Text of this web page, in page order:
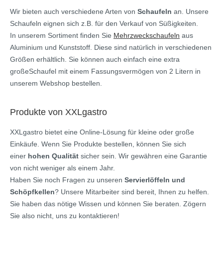
Wir bieten auch verschiedene Arten von Schaufeln an. Unsere
Schaufeln eignen sich z.B. für den Verkauf von Süßigkeiten.
In unserem Sortiment finden Sie Mehrzweckschaufeln aus
Aluminium und Kunststoff. Diese sind natürlich in verschiedenen
Größen erhältlich. Sie können auch einfach eine extra
großeSchaufel mit einem Fassungsvermögen von 2 Litern in
unserem Webshop bestellen.
Produkte von XXLgastro
XXLgastro bietet eine Online-Lösung für kleine oder große
Einkäufe. Wenn Sie Produkte bestellen, können Sie sich
einer hohen Qualität sicher sein. Wir gewähren eine Garantie
von nicht weniger als einem Jahr.
Haben Sie noch Fragen zu unseren Servierlöffeln und
Schöpfkellen? Unsere Mitarbeiter sind bereit, Ihnen zu helfen.
Sie haben das nötige Wissen und können Sie beraten. Zögern
Sie also nicht, uns zu kontaktieren!